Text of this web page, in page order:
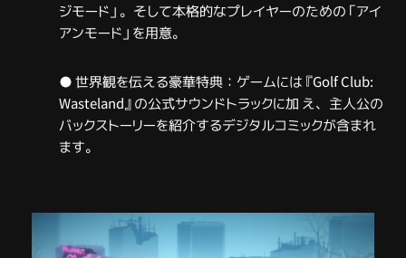
ジモード」。そして本格的なプレイヤーのための「アイ
アンモード」を用意。
● 世界観を伝える豪華特典：ゲームには『Golf Club:
Wasteland』の公式サウンドトラックに加 え、主人公の
バックストーリーを紹介するデジタルコミックが含まれ
ます。